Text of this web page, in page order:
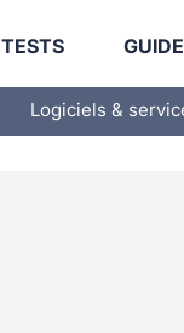
TESTS
Logiciels &